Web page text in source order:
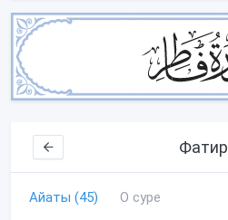
Фатир
Айаты (45) О суре